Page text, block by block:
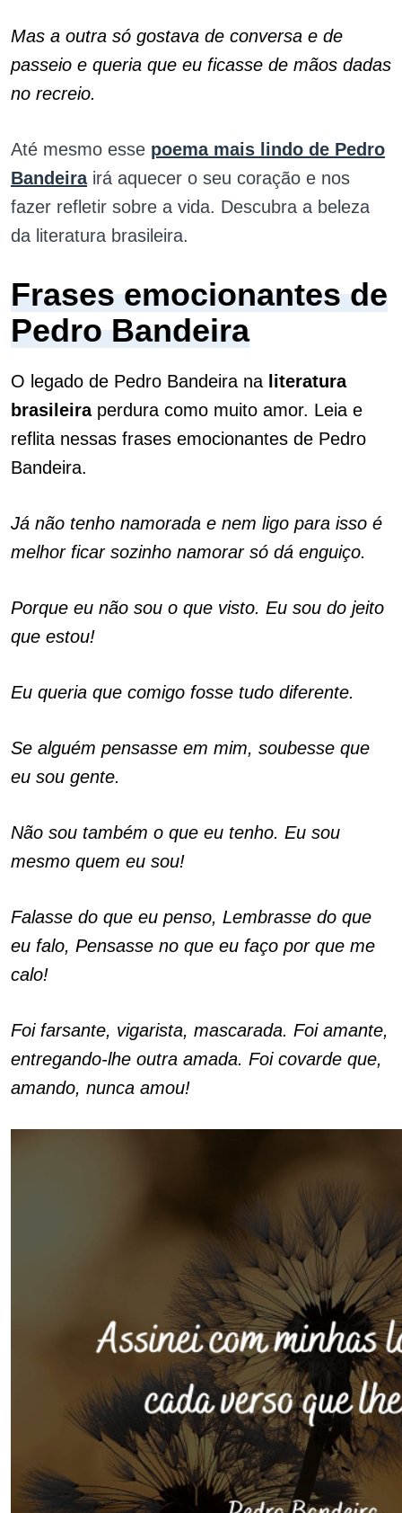
Mas a outra só gostava de conversa e de
passeio e queria que eu ficasse de mãos dadas
no recreio.
Até mesmo esse poema mais lindo de Pedro
Bandeirairá aquecer o seu coração e nos
fazer refletir sobre a vida. Descubra a beleza
da literatura brasileira.
Frases emocionantes de
Pedro Bandeira
O legado de Pedro Bandeira na literatura
brasileiraperdura como muito amor. Leia e
reflita nessas frases emocionantes de Pedro
Bandeira.
Já não tenho namorada e nem ligo para isso é
melhor ficar sozinho namorar só dá enguiço.
Porque eu não sou o que visto. Eu sou do jeito
que estou!
Eu queria que comigo fosse tudo diferente.
Se alguém pensasse em mim, soubesse que
eu sou gente.
Não sou também o que eu tenho. Eu sou
mesmo quem eu sou!
Falasse do que eu penso, Lembrasse do que
eu falo, Pensasse no que eu faço por que me
calo!
Foi farsante, vigarista, mascarada. Foi amante,
entregando-lhe outra amada. Foi covarde que,
amando, nunca amou!